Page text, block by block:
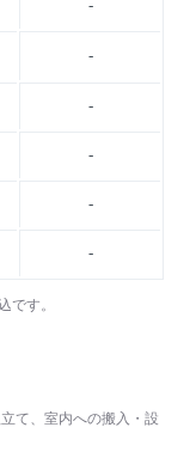
-
-
-
-
-
-
です。
て、室内への搬入・設